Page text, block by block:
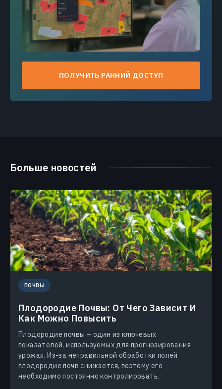
ПОЛУЧИТЬ РАННИЙ ДОСТУП
Больше новостей
ПОЧВЫ
Плодородие Почвы: От Чего Зависит И
Как Можно Повысить
Плодородие почвы – один из ключевых
показателей, используемых для прогнозирования
урожая. Из-за неправильной обработки полей
плодородие почв снижается, поэтому его
необходимо постоянно контролировать.